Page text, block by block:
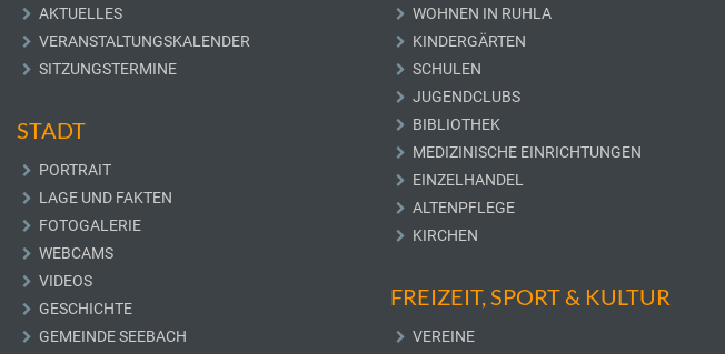
AKTUELLES
VERANSTALTUNGSKALENDER
SITZUNGSTERMINE
STADT
PORTRAIT
LAGE UND FAKTEN
FOTOGALERIE
WEBCAMS
VIDEOS
GESCHICHTE
GEMEINDE SEEBACH
WOHNEN IN RUHLA
KINDERGÄRTEN
SCHULEN
JUGENDCLUBS
BIBLIOTHEK
MEDIZINISCHE EINRICHTUNGEN
EINZELHANDEL
ALTENPFLEGE
KIRCHEN
FREIZEIT, SPORT & KULTUR
VEREINE